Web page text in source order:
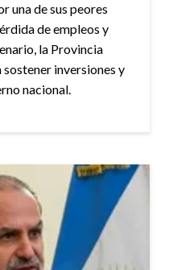
una de sus peores
de empleos y
la Provincia
inversiones y
nacional.